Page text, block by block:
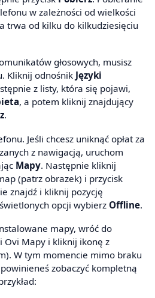
w zależności od wielkości
trwa od kilku do kilkudziesięciu
głosowych, musisz
Kliknij odnośnik Języki
z listy, która się pojawi,
, a potem kliknij znajdujący
.
Jeśli chcesz uniknąć opłat za
z nawigacją, uruchom
Mapy. Następnie kliknij
(patrz obrazek) i przycisk
znajdź i kliknij pozycję
opcji wybierz Offline.
mapy, wróć do
Ovi Mapy i kliknij ikonę z
W tym momencie mimo braku
zobaczyć kompletną